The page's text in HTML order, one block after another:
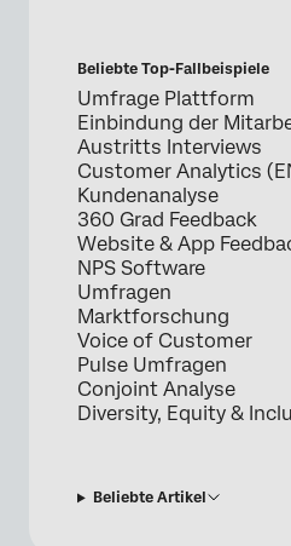
Beliebte Top-Fallbeispiele
Umfrage Plattform
Einbindung der
Austritts Interviews
Customer Analytics
Kundenanalyse
360 Grad Feedback
Website & App
NPS Software
Umfragen
Marktforschung
Voice of Customer
Pulse Umfragen
Conjoint Analyse
Diversity, Equity &
Beliebte Artikel